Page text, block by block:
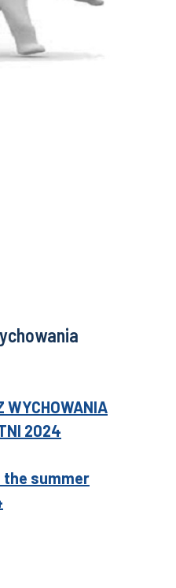
WYCHOWANIA
2024
the summer